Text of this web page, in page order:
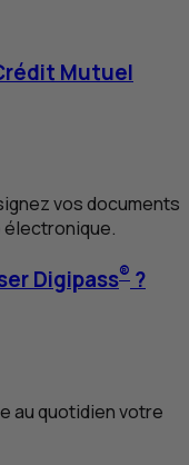
Mutuel
vos documents
électronique.
Digipass® ?
au quotidien votre